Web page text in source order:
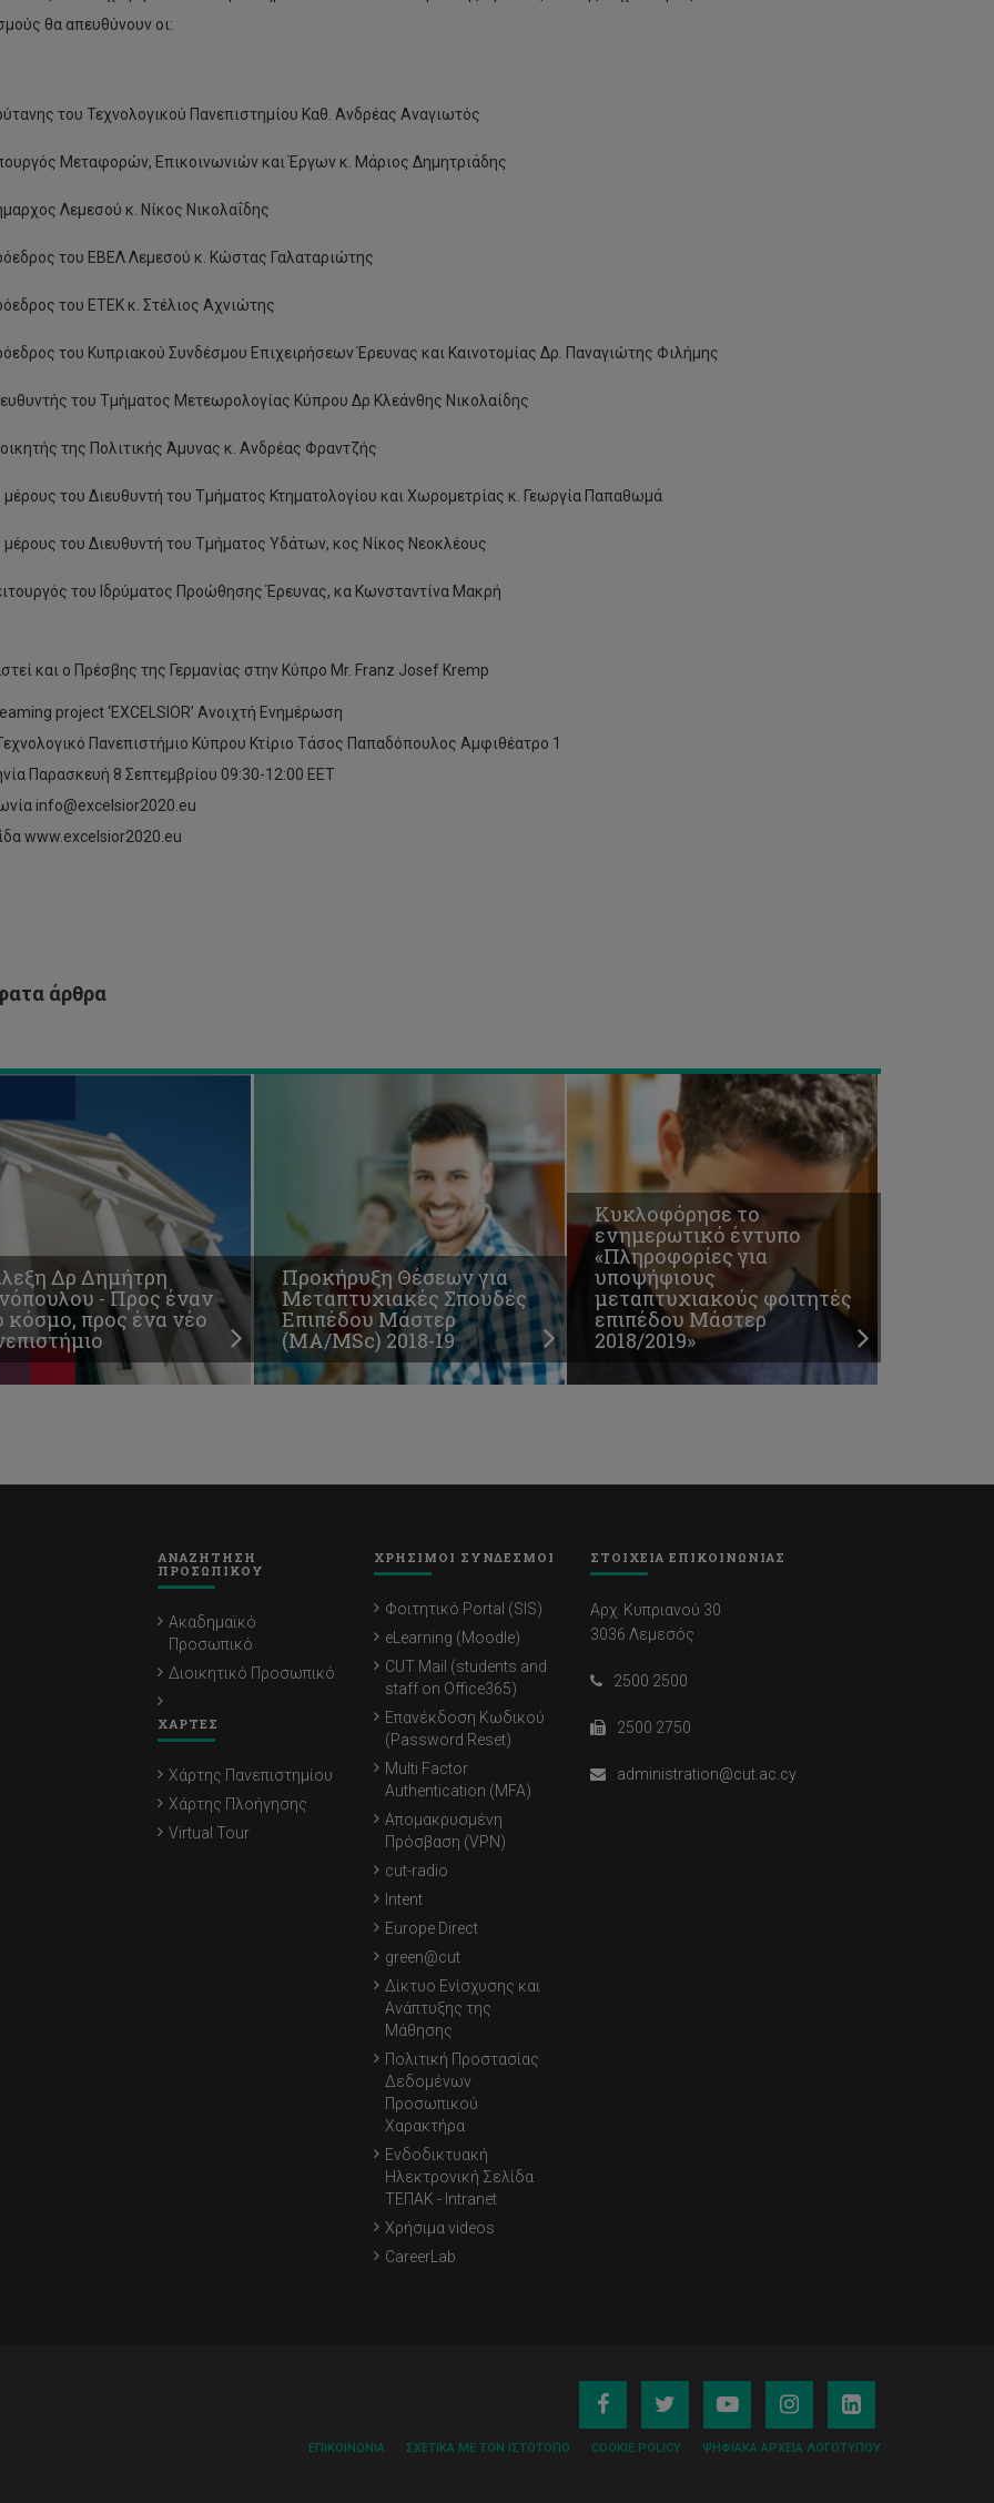
θα απευθύνουν οι:
του Τεχνολογικού Πανεπιστημίου Καθ. Ανδρέας Αναγιωτός
Μεταφορών, Επικοινωνιών και Έργων κ. Μάριος Δημητριάδης
Λεμεσού κ. Νίκος Νικολαΐδης
του ΕΒΕΛ Λεμεσού κ. Κώστας Γαλαταριώτης
του ΕΤΕΚ κ. Στέλιος Αχνιώτης
του Κυπριακού Συνδέσμου Επιχειρήσεων Έρευνας και Καινοτομίας Δρ. Παναγιώτης Φιλήμης
του Τμήματος Μετεωρολογίας Κύπρου Δρ Κλεάνθης Νικολαίδης
της Πολιτικής Άμυνας κ. Ανδρέας Φραντζής
μέρους του Διευθυντή του Τμήματος Κτηματολογίου και Χωρομετρίας κ. Γεωργία Παπαθωμά
μέρους του Διευθυντή του Τμήματος Υδάτων, κος Νίκος Νεοκλέους
του Ιδρύματος Προώθησης Έρευνας, κα Κωνσταντίνα Μακρή
και ο Πρέσβης της Γερμανίας στην Κύπρο Mr. Franz Josef Kremp
project ‘EXCELSIOR’ Ανοιχτή Ενημέρωση
Πανεπιστήμιο Κύπρου Κτίριο Τάσος Παπαδόπουλος Αμφιθέατρο 1
Παρασκευή 8 Σεπτεμβρίου 09:30-12:00 EET
info@excelsior2020.eu
www.excelsior2020.eu
άρθρα
Δρ Δημήτρη
- Προς έναν
κόσμο, προς ένα νέο
Προκήρυξη Θέσεων για
Μεταπτυχιακές Σπουδές
Επιπέδου Μάστερ
(ΜΑ/MSc) 2018-19
Κυκλοφόρησε το
ενημερωτικό έντυπο
«Πληροφορίες για
υποψήφιους
μεταπτυχιακούς φοιτητές
επιπέδου Μάστερ
2018/2019»
ΑΝΑΖΗΤΗΣΗ
ΠΡΟΣΩΠΙΚΟΥ
Ακαδημαϊκό
Προσωπικό
Διοικητικό Προσωπικό
ΧΑΡΤΕΣ
Χάρτης Πανεπιστημίου
Χάρτης Πλοήγησης
Virtual Tour
ΧΡΗΣΙΜΟΙ ΣΥΝΔΕΣΜΟΙ
Φοιτητικό Portal (SIS)
eLearning (Moodle)
CUT Mail (students and
staff on Office365)
Επανέκδοση Κωδικού
(Password Reset)
Multi Factor
Authentication (MFA)
Απομακρυσμένη
Πρόσβαση (VPN)
cut-radio
Intent
Europe Direct
green@cut
Δίκτυο Ενίσχυσης και
Ανάπτυξης της
Μάθησης
Πολιτική Προστασίας
Δεδομένων
Προσωπικού
Χαρακτήρα
Ενδοδικτυακή
Ηλεκτρονική Σελίδα
ΤΕΠΑΚ - Intranet
Χρήσιμα videos
CareerLab
ΣΤΟΙΧΕΙΑ ΕΠΙΚΟΙΝΩΝΙΑΣ
Αρχ. Κυπριανού 30
3036 Λεμεσός
2500 2500
2500 2750
administration@cut.ac.cy
ΕΠΙΚΟΙΝΩΝΊΑ ΣΧΕΤΙΚΆ ΜΕ ΤΟΝ ΙΣΤΌΤΟΠΟ COOKIE POLICY ΨΗΦΙΑΚΆ ΑΡΧΕΊΑ ΛΟΓΌΤΥΠΟΥ